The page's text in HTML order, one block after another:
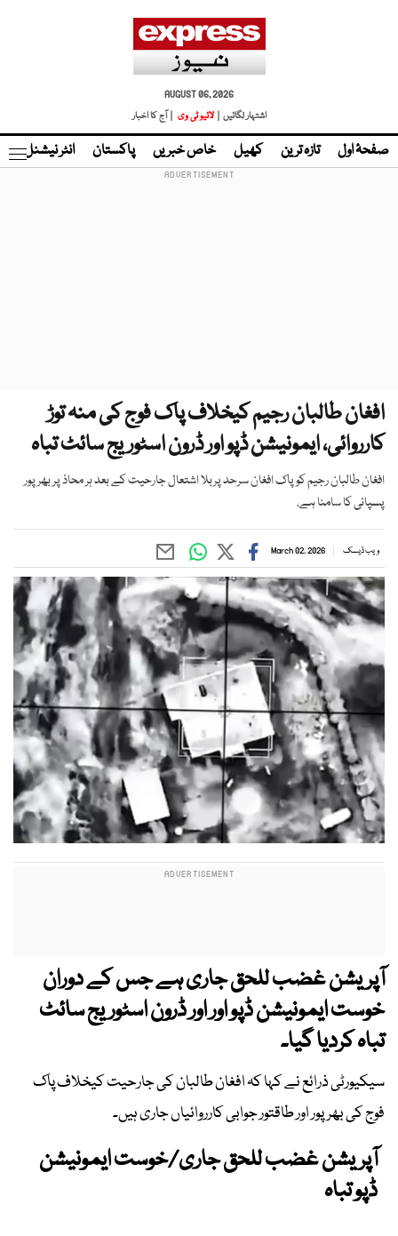
AUGUST 06, 2026
اشتہار لگائیں |
لائیو ٹی وی | آج کا اخبار
صفحۂ اول تازہ ترین کھیل خاص خبریں پاکستان انٹر نیشنل
افغان طالبان رجیم کیخلاف پاک فوج کی منہ توڑ
کارروائی، ایمونیشن ڈپو اور ڈرون اسٹوریج سائٹ تباہ
افغان طالبان رجیم کو پاک افغان سرحد پربلا اشتعال جارحیت کے بعد ہر محاذ پر بھرپور
پسپائی کا سامنا ہے،
ویب ڈیسک March 02, 2026
آپریشن غضب للحق جاری ہے جس کے دوران
خوست ایمونیشن ڈپو اور اور ڈرون اسٹوریج سائٹ
تباہ کردیا گیا۔
سیکیورٹی ذرائع نے کہا کہ افغان طالبان کی جارحیت کیخلاف پاک
فوج کی بھرپور اور طاقتور جوابی کارروائیاں جاری ہیں۔
آپریشن غضب للحق جاری/خوست ایمونیشن
ڈپو تباہ